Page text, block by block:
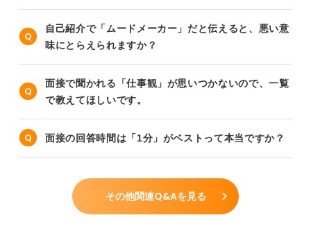
自己紹介で「ムードメーカー」だと伝えると、悪い意
味にとらえられますか？
面接で聞かれる「仕事観」が思いつかないので、一覧
で教えてほしいです。
面接の回答時間は「1分」がベストって本当ですか？
その他関連Q&Aを見る